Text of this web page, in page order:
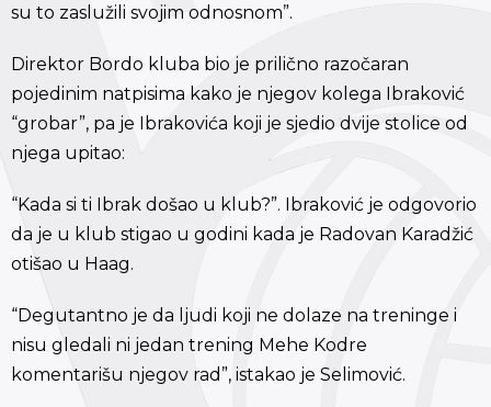
su to zaslužili svojim odnosnom”.
Direktor Bordo kluba bio je prilično razočaran
pojedinim natpisima kako je njegov kolega Ibraković
“grobar”, pa je Ibrakovića koji je sjedio dvije stolice od
njega upitao:
“Kada si ti Ibrak došao u klub?”. Ibraković je odgovorio
da je u klub stigao u godini kada je Radovan Karadžić
otišao u Haag.
“Degutantno je da ljudi koji ne dolaze na treninge i
nisu gledali ni jedan trening Mehe Kodre
komentarišu njegov rad”, istakao je Selimović.